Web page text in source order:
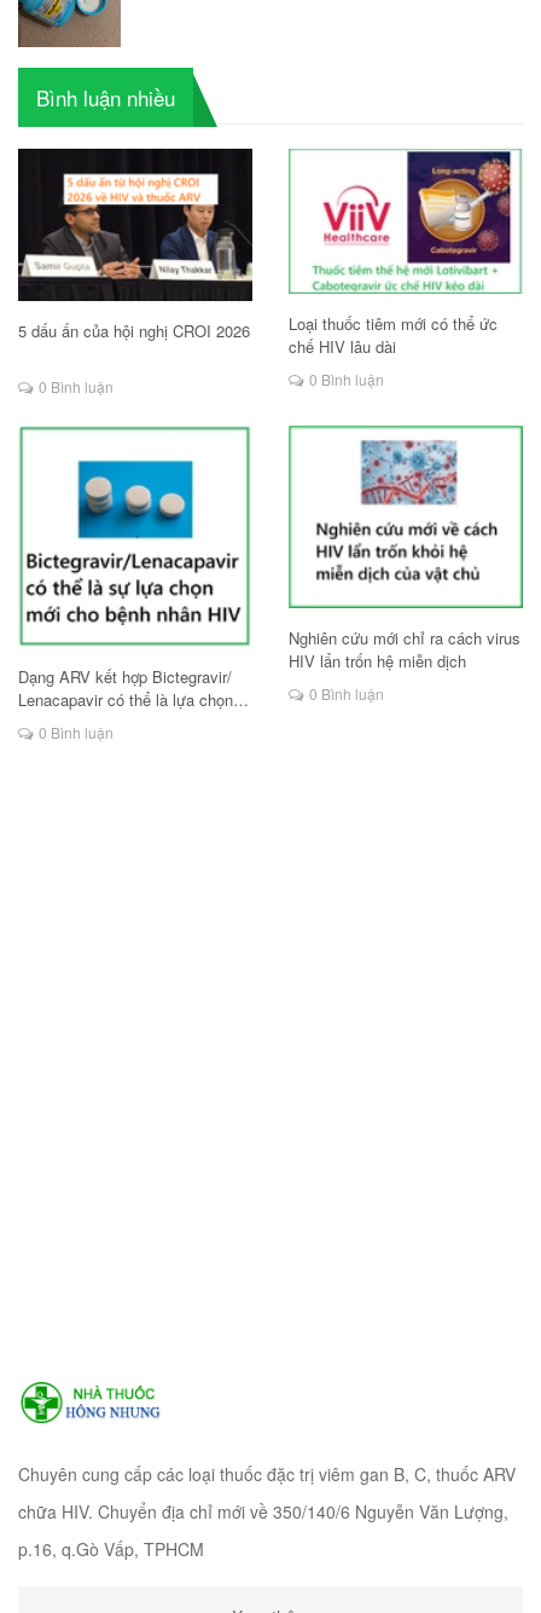
Bình luận nhiều
5 dấu ấn của hội nghị CROI 2026
0 Bình luận
Loại thuốc tiêm mới có thể ức
chế HIV lâu dài
0 Bình luận
Dạng ARV kết hợp Bictegravir/
Lenacapavir có thể là lựa chọn
mới cho người HIV
0 Bình luận
Nghiên cứu mới chỉ ra cách virus
HIV lẩn trốn hệ miễn dịch
0 Bình luận
Chuyên cung cấp các loại thuốc đặc trị viêm gan B, C, thuốc ARV
chữa HIV. Chuyển địa chỉ mới về 350/140/6 Nguyễn Văn Lượng,
p.16, q.Gò Vấp, TPHCM